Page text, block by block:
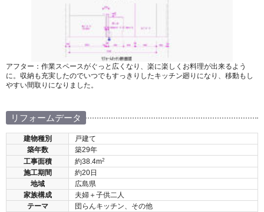
アフター：作業スペースがぐっと広くなり、楽に楽しくお料理が出来るよう
に。収納も充実したのでいつでもすっきりしたキッチン廻りになり、移動もし
やすい間取りになりました。
リフォームデータ
建物種別
戸建て
築年数
築29年
工事面積
約38.4m2
施工期間
約20日
地域
広島県
家族構成
夫婦＋子供二人
テーマ
団らんキッチン、その他